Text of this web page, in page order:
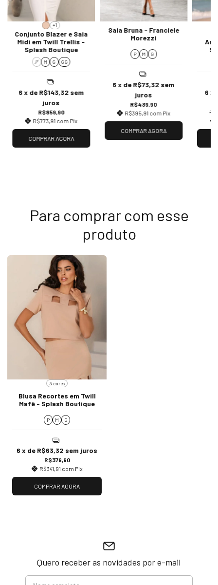
+1
Conjunto Blazer e Saia
Midi em Twill Trellis -
Splash Boutique
P M G GG
R$859,90
R$773,91 com Pix
6x deR$143,32 sem
juros
COMPRAR AGORA
Saia Bruna - Franciele
Morezzi
P M G
R$439,90
R$395,91 com Pix
6 x deR$73,32 sem
juros
COMPRAR AGORA
6 x
Para comprar com esse
produto
3 cores
Blusa Recortes em Twill
Mafê - Splash Boutique
P M G
R$379,90
R$341,91 com Pix
6 x de R$63,32 sem juros
COMPRAR AGORA
Quero receber as novidades por e-mail